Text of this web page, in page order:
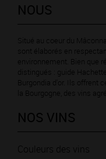
NOUS
Situé au coeur du
sont élaborés en
environnement. Bien que
distingués : guide
Burgondia d'or. Ils offrent
la Bourgogne, des vins
NOS VINS
Couleurs des vins